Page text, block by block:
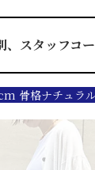
、スタッフコ
骨格ナチュラ